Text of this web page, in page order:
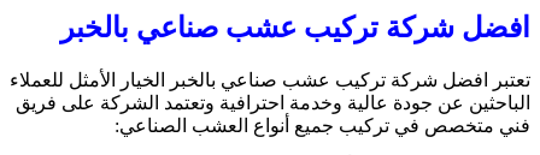
افضل شركة تركيب عشب صناعي بالخبر
تعتبر افضل شركة تركيب عشب صناعي بالخبر الخيار الأمثل للعملاء
الباحثين عن جودة عالية وخدمة احترافية وتعتمد الشركة على فريق
فني متخصص في تركيب جميع أنواع العشب الصناعي: